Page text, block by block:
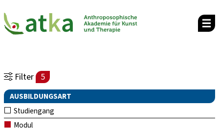
Filter 5
AUSBILDUNGSART
Studiengang
Modul